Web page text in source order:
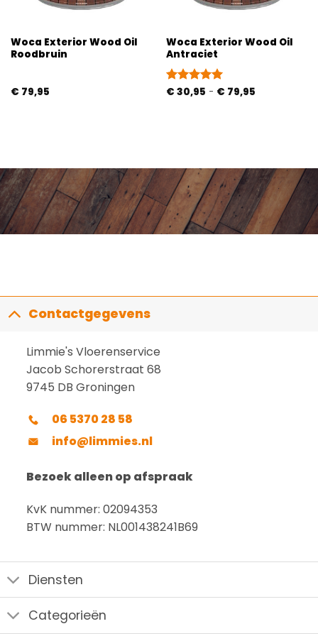
Woca Exterior Wood Oil
Roodbruin
€ 79,95
Woca Exterior Wood Oil
Antraciet
Gewaardeerd
€ 30,95 - € 79,95Prijsklasse:
Contactgegevens
Limmie's Vloerenservice
Jacob Schorerstraat 68
9745 DB Groningen
06 5370 28 58
info@limmies.nl
Bezoek alleen op afspraak
KvK nummer: 02094353
BTW nummer: NL001438241B69
Diensten
Categorieën